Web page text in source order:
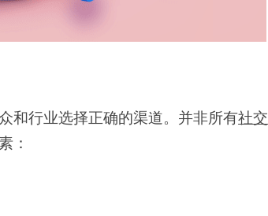
和行业选择正确的渠道。并非所有社交
：